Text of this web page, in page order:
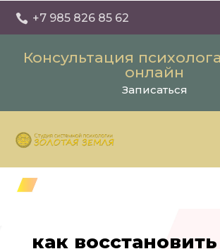
 +7 985 826 85 62
Консультация
онлайн
Записаться
как восстановить